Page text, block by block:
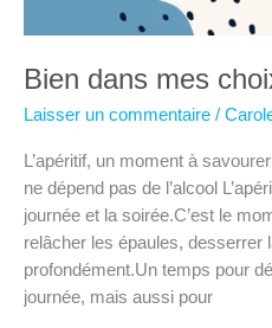
Bien dans mes
Laisser un commentaire /
L’apéritif, un moment à
ne dépend pas de l’alcool
journée et la soirée.C’est le
relâcher les épaules, desserrer
profondément.Un temps pour
journée, mais aussi pour